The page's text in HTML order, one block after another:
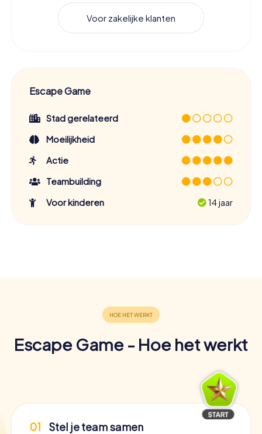
Voor zakelijke klanten
Escape Game
Stad gerelateerd
Moeilijkheid
Actie
Teambuilding
Voor kinderen
14 jaar
Escape Game - Hoe het werkt
01 Stel je team samen